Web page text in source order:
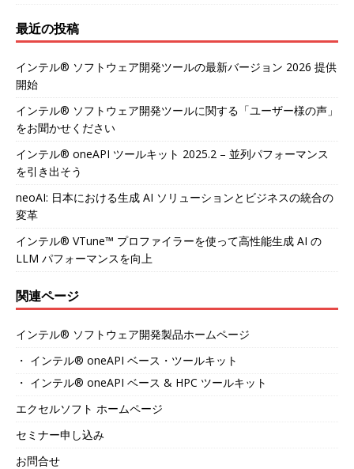
最近の投稿
インテル® ソフトウェア開発ツールの最新バージョン 2026 提供
開始
インテル® ソフトウェア開発ツールに関する「ユーザー様の声」
をお聞かせください
インテル® oneAPI ツールキット 2025.2 – 並列パフォーマンス
を引き出そう
neoAI: 日本における生成 AI ソリューションとビジネスの統合の
変革
インテル® VTune™ プロファイラーを使って高性能生成 AI の
LLM パフォーマンスを向上
関連ページ
インテル® ソフトウェア開発製品ホームページ
・ インテル® oneAPI ベース・ツールキット
・ インテル® oneAPI ベース & HPC ツールキット
エクセルソフト ホームページ
セミナー申し込み
お問合せ